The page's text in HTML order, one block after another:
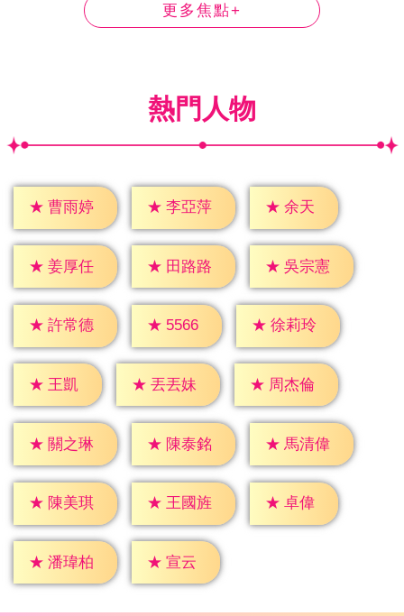
更多焦點+
熱門人物
★ 曹雨婷 ★ 李亞萍 ★ 余天
★ 姜厚任 ★ 田路路 ★ 吳宗憲
★ 許常德 ★ 5566 ★ 徐莉玲
★ 王凱 ★ 丟丟妹 ★ 周杰倫
★ 關之琳 ★ 陳泰銘 ★ 馬清偉
★ 陳美琪 ★ 王國旌 ★ 卓偉
★ 潘瑋柏 ★ 宣云